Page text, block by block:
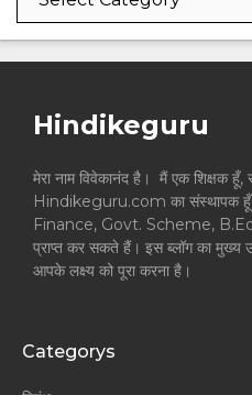
Hindikeguru
मेरा नाम विवेकानंद है। मैं एक शिक्षक हूँ,
Hindikeguru.com का संस्थापक
Finance, Govt. Scheme, B.Ed.
प्राप्त कर सकते हैं। इस ब्लॉग का मुख्य
आपके लक्ष्य को पूरा करना है।
Categorys